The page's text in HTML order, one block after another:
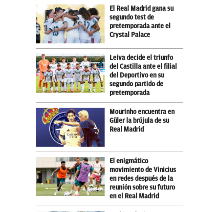
El Real Madrid gana su
segundo test de
pretemporada ante el
Crystal Palace
Leiva decide el triunfo
del Castilla ante el filial
del Deportivo en su
segundo partido de
pretemporada
Mourinho encuentra en
Güler la brújula de su
Real Madrid
El enigmático
movimiento de Vinicius
en redes después de la
reunión sobre su futuro
en el Real Madrid